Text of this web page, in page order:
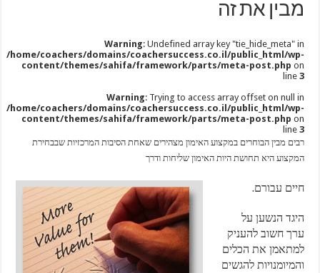
מבין את זה
Warning: Undefined array key "tie_hide_meta" in
/home/coachers/domains/coachersuccess.co.il/public_html/wp-
content/themes/sahifa/framework/parts/meta-post.php on
line 3
Warning: Trying to access array offset on null in
/home/coachers/domains/coachersuccess.co.il/public_html/wp-
content/themes/sahifa/framework/parts/meta-post.php on
line 3
רבים מבין הבוחרים במקצוע האימון מצהירים שאחת הסיבות המרכזיות שבבחירת
המקצוע היא תחושת היות האימון שליחות ודרך
חיים עבורם.
היגד הנשען על
ערך חשוב להעניק
למתאמן את הכלים
והמיומנויות להגשים